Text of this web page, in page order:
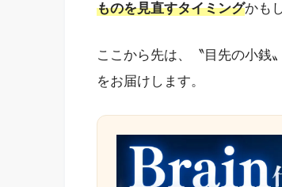
ものを見直すタイミングかも
ここから先は、〝目先の小銭
をお届けします。